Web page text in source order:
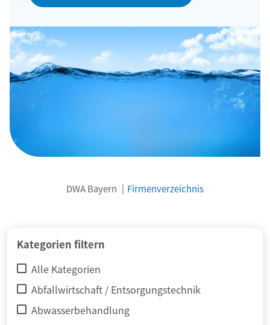
DWA Bayern Firmenverzeichnis
Kategorien filtern
Alle Kategorien
Abfallwirtschaft / Entsorgungstechnik
Abwasserbehandlung